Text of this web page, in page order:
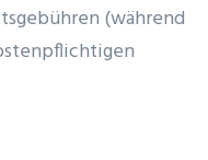
(während